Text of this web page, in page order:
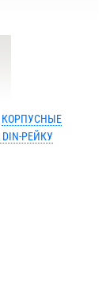
КОРПУСНЫЕ
РЕЙКУ